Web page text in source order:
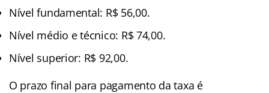
Nível fundamental: R$ 56,00.
Nível médio e técnico: R$ 74,00.
Nível superior: R$ 92,00.
O prazo final para pagamento da taxa é